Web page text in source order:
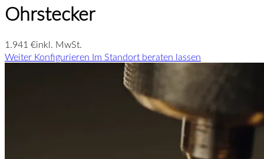
Ohrstecker
1.941 €inkl. MwSt.
Weiter Konfigurieren Im Standort beraten lassen